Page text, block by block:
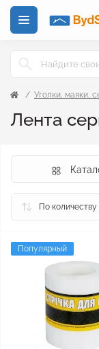
Уголки, маяки,
Лента
Популярный